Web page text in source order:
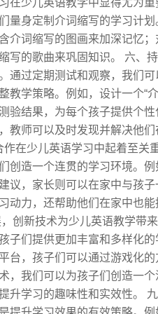
在少儿英语教学中显得尤为
量身定制介词缩写的学习计
介词缩写的图画来加深记忆
写的歌曲来巩固知识。 六、
通过定期测试和观察，我们
教学策略。例如，设计一个“
验结果，为每个孩子提供个
教师可以及时发现并解决他
在少儿英语学习中起着至关
创造一个连贯的学习环境。
议，家长则可以在家中与孩
动力，还帮助他们在家中也能
创新技术为少儿英语教学带
子们提供更加丰富和多样化
台，孩子们可以通过游戏化
，我们可以为孩子们创造一个
升学习的趣味性和实效性。